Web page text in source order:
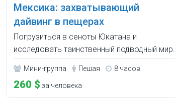
Мексика: захватывающий
дайвинг в пещерах
Погрузиться в сеноты Юкатана и
исследовать таинственный подводный мир.
Мини-группа Пешая 8 часов
260 $ за человека